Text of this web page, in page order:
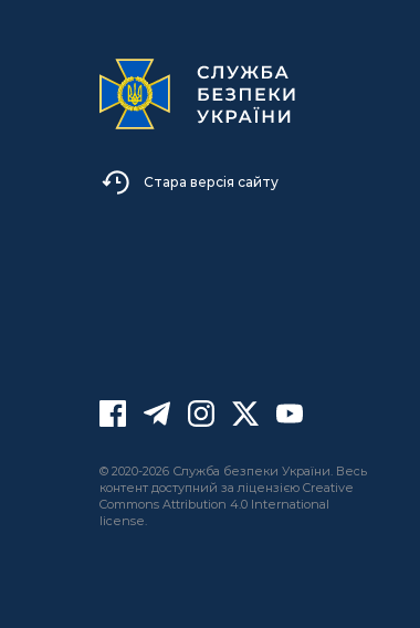
Стара версія сайту
© 2020-2026 Служба безпеки України. Весь
контент доступний за ліцензією Creative
Commons Attribution 4.0 International
license.